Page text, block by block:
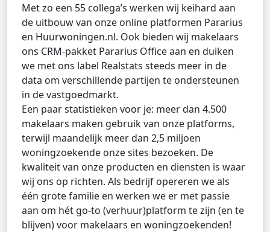
Met zo een 55 collega’s werken wij keihard aan
de uitbouw van onze online platformen Pararius
en Huurwoningen.nl. Ook bieden wij makelaars
ons CRM-pakket Pararius Office aan en duiken
we met ons label Realstats steeds meer in de
data om verschillende partijen te ondersteunen
in de vastgoedmarkt.
Een paar statistieken voor je: meer dan 4.500
makelaars maken gebruik van onze platforms,
terwijl maandelijk meer dan 2,5 miljoen
woningzoekende onze sites bezoeken. De
kwaliteit van onze producten en diensten is waar
wij ons op richten. Als bedrijf opereren we als
één grote familie en werken we er met passie
aan om hét go-to (verhuur)platform te zijn (en te
blijven) voor makelaars en woningzoekenden!